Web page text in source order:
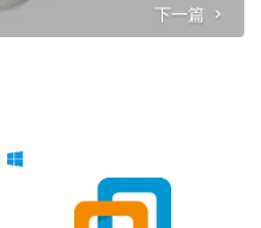
下一篇